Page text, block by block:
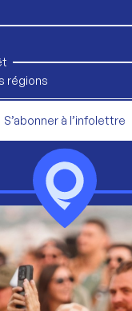
régions
S’abonner à l’infolettre